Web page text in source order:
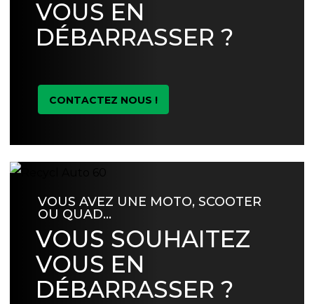
VOUS EN
DÉBARRASSER ?
CONTACTEZ NOUS !
VOUS AVEZ UNE MOTO, SCOOTER
OU QUAD…
VOUS SOUHAITEZ
VOUS EN
DÉBARRASSER ?